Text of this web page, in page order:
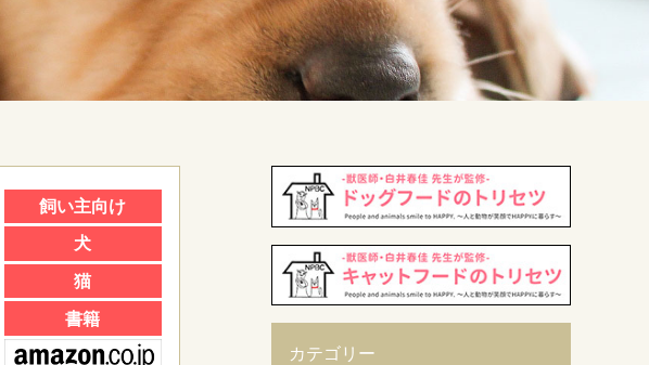
飼い主向け
犬
猫
書籍
カテゴリー